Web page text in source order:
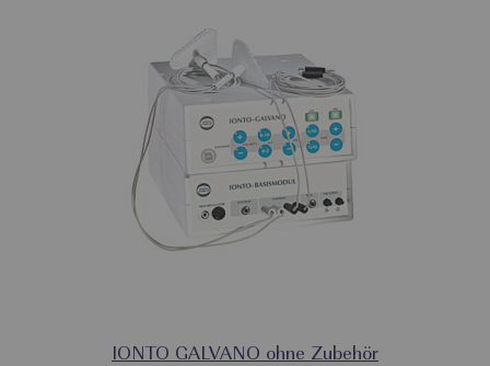
IONTO GALVANO ohne Zubehör